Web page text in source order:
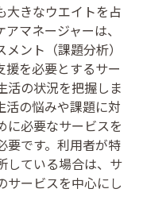
大きなウエイトを占
マネージャーは、
ント（課題分析）
援を必要とするサー
活の状況を把握しま
活の悩みや課題に対
に必要なサービスを
要です。利用者が特
している場合は、サ
サービスを中心にし